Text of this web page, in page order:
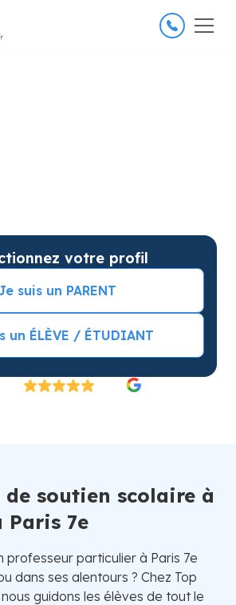
26 000 élèves satisfaits
votre profil
suis un PARENT
un ÉLÈVE / ÉTUDIANT
de soutien scolaire à
Paris 7e
professeur particulier à Paris 7e
dans ses alentours ? Chez Top
guidons les élèves de tout le